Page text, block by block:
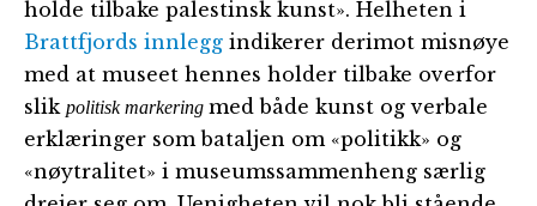
holde tilbake palestinsk kunst». Helheten i
Brattfjords innlegg indikerer derimot misnøye
med at museet hennes holder tilbake overfor
slik politisk markering med både kunst og verbale
erklæringer som bataljen om «politikk» og
«nøytralitet» i museumssammenheng særlig